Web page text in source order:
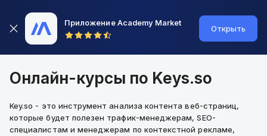
Приложение Academy Market
Открыть
Онлайн-курсы по Keys.so
Key.so - это инструмент анализа контента веб-страниц,
которые будет полезен трафик-менеджерам, SEO-
специалистам и менеджерам по контекстной рекламе,